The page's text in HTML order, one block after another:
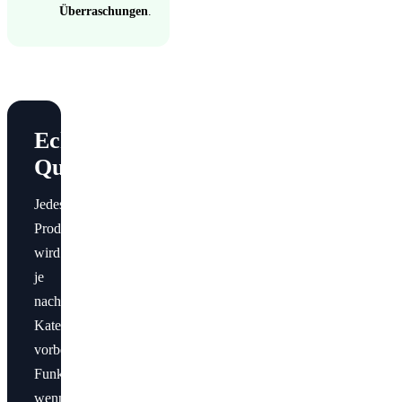
Überraschungen
Echte
Qualitätskontrolle
Jedes
Produkt
wird
je
nach
Kategorie
vorbereitet:
Funktionsprüfung,
wenn